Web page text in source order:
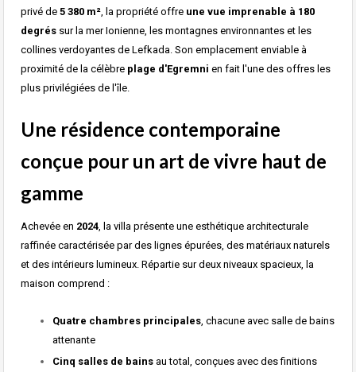
privé de 5 380 m², la propriété offre une vue imprenable à 180
degrés sur la mer Ionienne, les montagnes environnantes et les
collines verdoyantes de Lefkada. Son emplacement enviable à
proximité de la célèbre plage d'Egremni en fait l'une des offres les
plus privilégiées de l'île.
Une résidence contemporaine
conçue pour un art de vivre haut de
gamme
Achevée en 2024, la villa présente une esthétique architecturale
raffinée caractérisée par des lignes épurées, des matériaux naturels
et des intérieurs lumineux. Répartie sur deux niveaux spacieux, la
maison comprend :
Quatre chambres principales, chacune avec salle de bains
attenante
Cinq salles de bains au total, conçues avec des finitions